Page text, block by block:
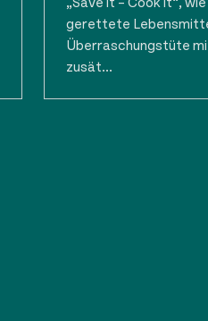
gerettete
Überraschungstüte
zusät...